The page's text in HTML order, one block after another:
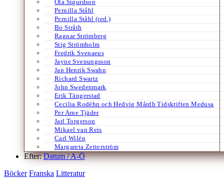
Ola Sigurdson
Pernilla Ståhl
Pernilla Ståhl (red.)
Bo Stråth
Ragnar Strömberg
Stig Strömholm
Fredrik Svenaeus
Jayne Svenungsson
Jan Henrik Swahn
Richard Swartz
John Swedenmark
Erik Tängerstad
Cecilia Rodéhn och Hedvig Mårdh Tidskriften Medusa
Per Arne Tjäder
Jarl Torgerson
Mikael van Reis
Carl Wilén
Margareta Zetterström
Efter:Datum /A-Ö
Böcker Franska Litteratur